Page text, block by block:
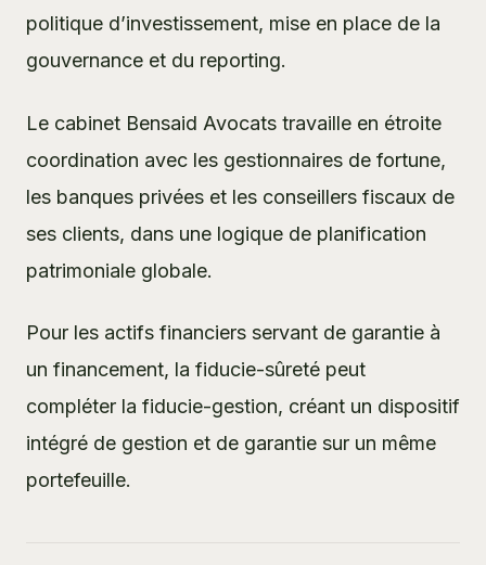
politique d’investissement, mise en place de la
gouvernance et du reporting.
Le cabinet Bensaid Avocats travaille en étroite
coordination avec les gestionnaires de fortune,
les banques privées et les conseillers fiscaux de
ses clients, dans une logique de planification
patrimoniale globale.
Pour les actifs financiers servant de garantie à
un financement, la fiducie-sûreté peut
compléter la fiducie-gestion, créant un dispositif
intégré de gestion et de garantie sur un même
portefeuille.